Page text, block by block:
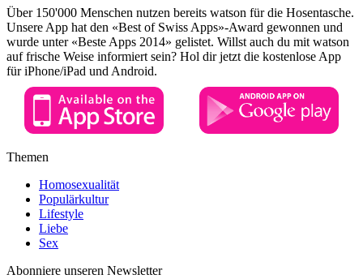
Über 150'000 Menschen nutzen bereits watson für die Hosentasche.
Unsere App hat den «Best of Swiss Apps»-Award gewonnen und
wurde unter «Beste Apps 2014» gelistet. Willst auch du mit watson
auf frische Weise informiert sein? Hol dir jetzt die kostenlose App
für iPhone/iPad und Android.
Themen
Homosexualität
Populärkultur
Lifestyle
Liebe
Sex
Abonniere unseren Newsletter